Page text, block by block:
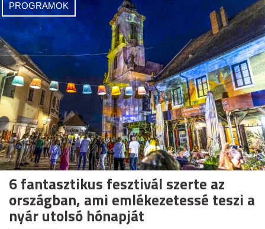
PROGRAMOK
6 fantasztikus fesztivál szerte az
országban, ami emlékezetessé teszi a
nyár utolsó hónapját